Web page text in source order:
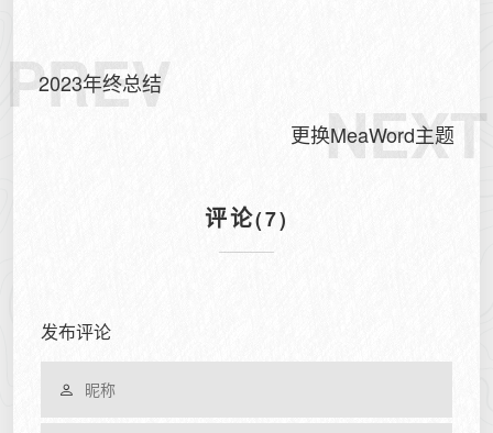
PREV
2023年终总结
NEXT
更换MeaWord主题
评论(7)
发布评论